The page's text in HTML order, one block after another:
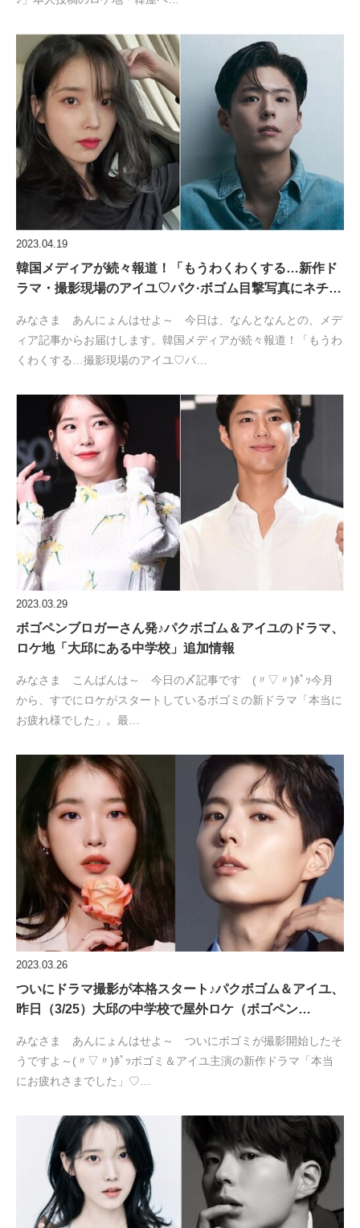
2023.04.19
韓国メディアが続々報道！「もうわくわくする…新作ド
ラマ・撮影現場のアイユ♡パク·ボゴム目撃写真にネチ…
みなさま あんにょんはせよ～ 今日は、なんとなんとの、メデ
ィア記事からお届けします。韓国メディアが続々報道！「もうわ
くわくする…撮影現場のアイユ♡パ…
2023.03.29
ボゴペンブロガーさん発♪パクボゴム＆アイユのドラマ、
ロケ地「大邱にある中学校」追加情報
みなさま こんばんは～ 今日の〆記事です (〃▽〃)ﾎﾟｯ今月
から、すでにロケがスタートしているボゴミの新ドラマ「本当に
お疲れ様でした」。最…
2023.03.26
ついにドラマ撮影が本格スタート♪パクボゴム＆アイユ、
昨日（3/25）大邱の中学校で屋外ロケ（ボゴペン…
みなさま あんにょんはせよ～ ついにボゴミが撮影開始したそ
うですよ～(〃▽〃)ﾎﾟｯボゴミ＆アイユ主演の新作ドラマ「本当
にお疲れさまでした」♡…